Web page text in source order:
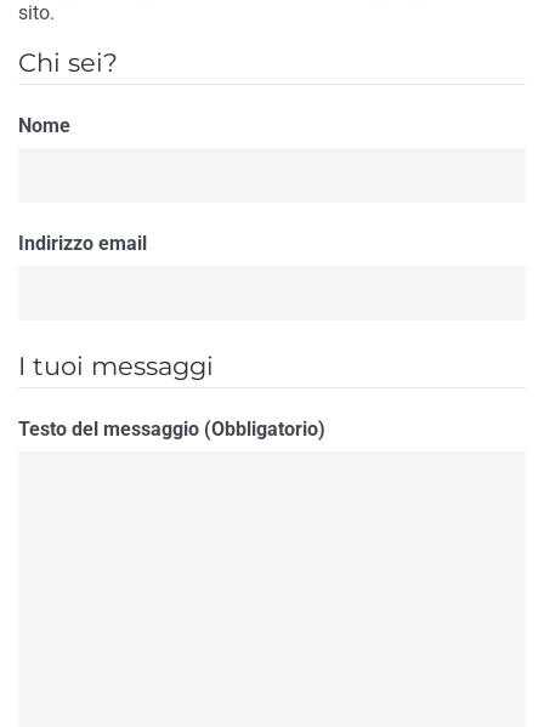
sito.
Chi sei?
Nome
Indirizzo email
I tuoi messaggi
Testo del messaggio (Obbligatorio)